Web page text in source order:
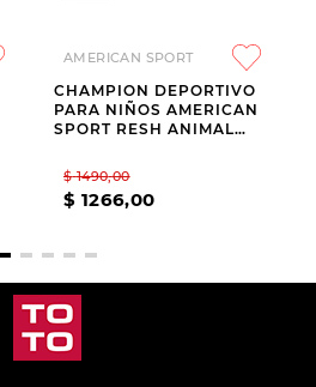
AMERICAN SPORT
CHAMPION DEPORTIVO
PARA NIÑOS AMERICAN
SPORT RESH ANIMAL
$ 1490,00
$ 1266,00